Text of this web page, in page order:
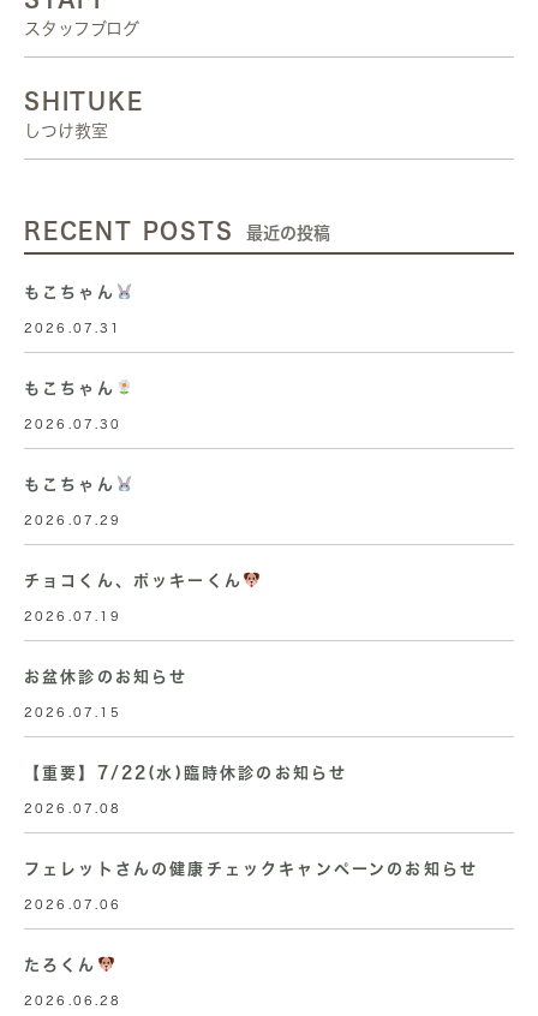
スタッフブログ
SHITUKE
しつけ教室
RECENT POSTS 最近の投稿
もこちゃん
2026.07.31
もこちゃん
2026.07.30
もこちゃん
2026.07.29
チョコくん、ポッキーくん
2026.07.19
お盆休診のお知らせ
2026.07.15
【重要】7/22(水)臨時休診のお知らせ
2026.07.08
フェレットさんの健康チェックキャンペーンのお知らせ
2026.07.06
たろくん
2026.06.28